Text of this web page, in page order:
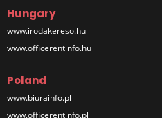
Hungary
www.irodakereso.hu
www.officerentinfo.hu
Poland
www.biurainfo.pl
www.officerentinfo.pl